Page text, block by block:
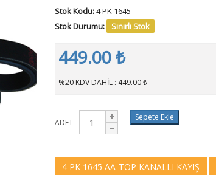
Stok Kodu:4 PK 1645
Stok Durumu:
Sınırlı Stok
449.00 ₺
%20 KDV DAHİL : 449.00 ₺
ADET
Sepete Ekle
4 PK 1645 AA-TOP KANALLI KAYIŞ